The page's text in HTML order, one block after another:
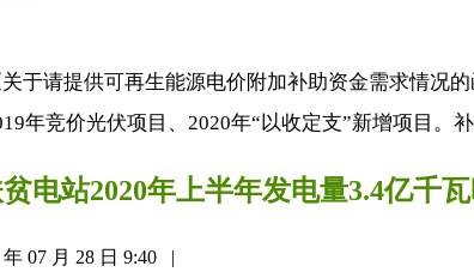
于请提供可再生能源电价附加补助资金需求情况
年竞价光伏项目、2020年“以收定支”新增项目。
电站2020年上半年发电量3.4亿千
年 07 月 28 日 9:40 |